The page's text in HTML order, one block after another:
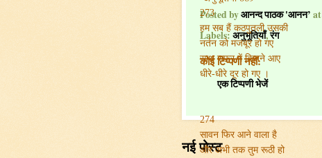
273
हम सब हैं कठपुतली उसकी
नर्तन को मजबूर हो गए
साथ सफ़र में कितने आए
धीरे-धीरे दूर हो गए ।
274
सावन फिर आने वाला है
और अभी तक तुम रूठी हो
Posted byआनन्द पाठक 'आनन’ at
Labels:अनुभूतियाँ,रंग
कोई टिप्पणी नहीं:
एक टिप्पणी भेजें
नई पोस्ट